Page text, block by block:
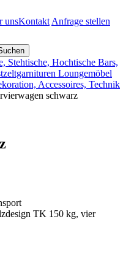
unsKontakt Anfrage stellen
Stehtische, Hochtische Bars,
Loungemöbel
Accessoires, Technik
schwarz
TK 150 kg, vier